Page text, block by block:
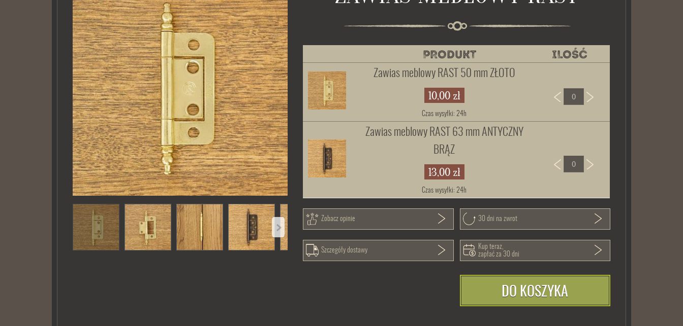
PRODUKT ILOŚĆ
Zawias meblowy RAST 50 mm ZŁOTO
10,00 zł
Czas wysyłki: 24h
Zawias meblowy RAST 63 mm ANTYCZNY
BRĄZ
13,00 zł
Czas wysyłki: 24h
Zobacz opinie 30 dni na zwrot
Szczegóły dostawy
Kup teraz,
zapłać za 30 dni
DO KOSZYKA